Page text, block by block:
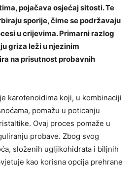
pojačava osjećaj sitosti. Te
sporije, čime se podržavaju
u crijevima. Primarni razlog
griza leži u njezinim
na prisutnost probavnih
karotenoidima koji, u kombinaciji
pomažu u poticanju
Ovaj proces pomaže u
probave. Zbog svog
složenih ugljikohidrata i biljnih
kao korisna opcija prehrane